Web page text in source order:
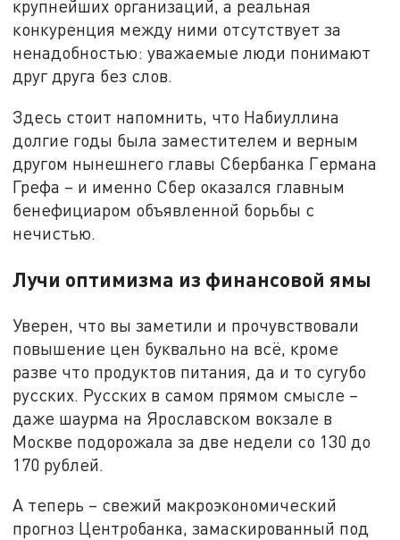
крупнейших организаций, а реальная
конкуренция между ними отсутствует за
ненадобностью: уважаемые люди понимают
друг друга без слов.
Здесь стоит напомнить, что Набиуллина
долгие годы была заместителем и верным
другом нынешнего главы Сбербанка Германа
Грефа – и именно Сбер оказался главным
бенефициаром объявленной борьбы с
нечистью.
Лучи оптимизма из финансовой ямы
Уверен, что вы заметили и прочувствовали
повышение цен буквально на всё, кроме
разве что продуктов питания, да и то сугубо
русских. Русских в самом прямом смысле –
даже шаурма на Ярославском вокзале в
Москве подорожала за две недели со 130 до
170 рублей.
А теперь – свежий макроэкономический
прогноз Центробанка, замаскированный под